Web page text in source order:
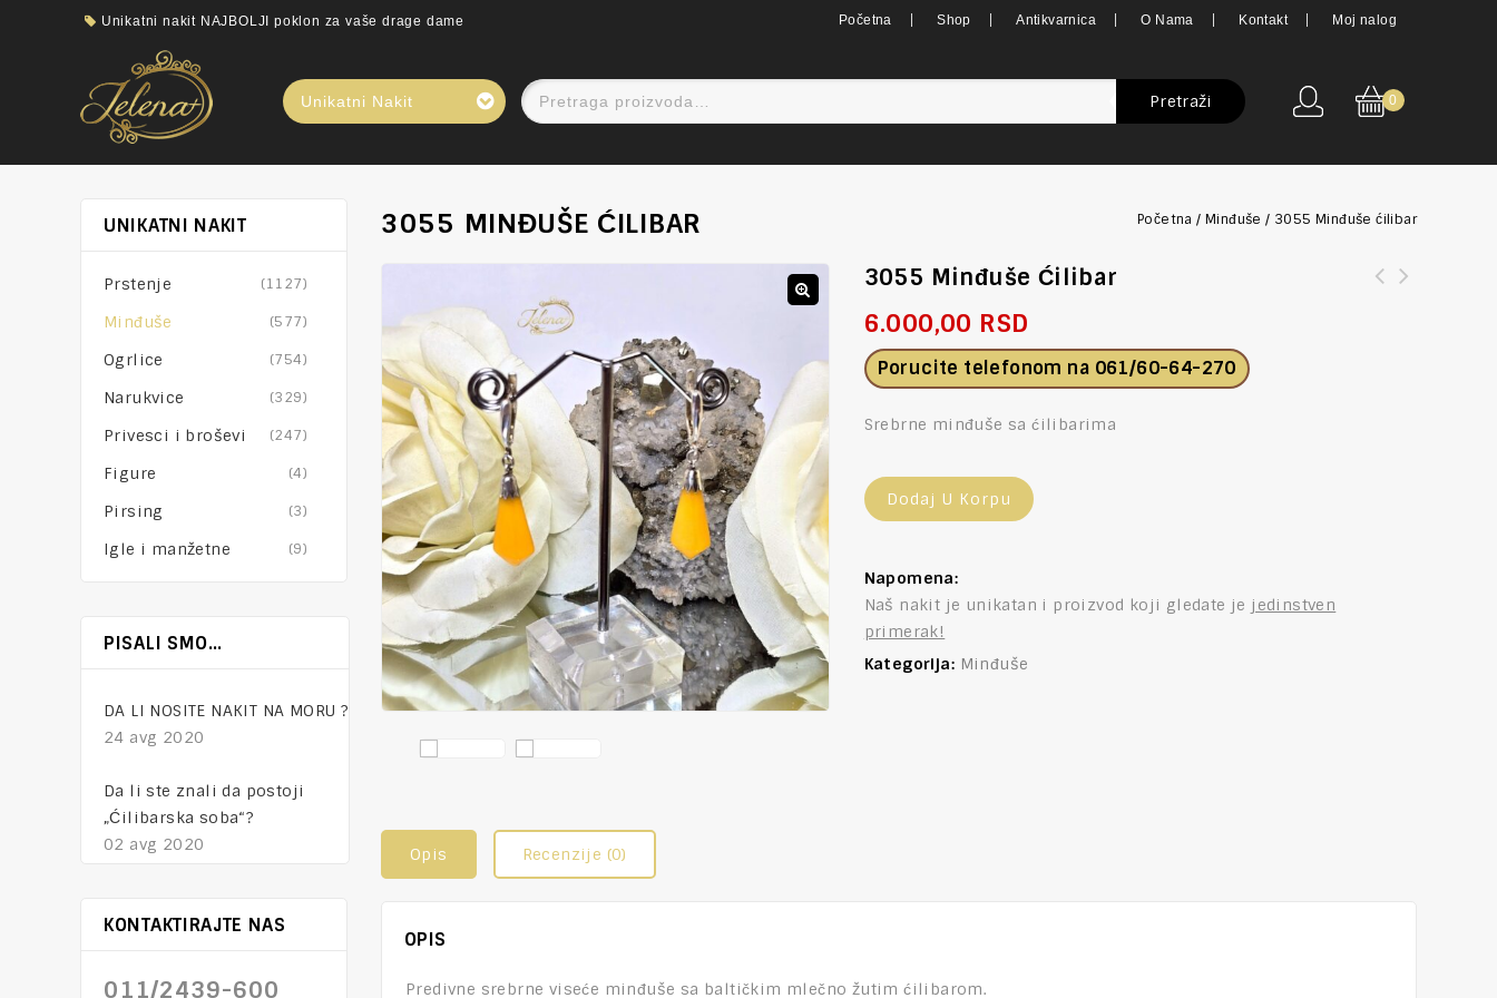
Unikatni nakit NAJBOLJI poklon za vaše drage dame Početna Shop Antikvarnica O Nama Kontakt Moj nalog
Unikatni Nakit Pretraži 0
3055 MINĐUŠE ĆILIBAR Početna / Minđuše / 3055 Minđuše ćilibar
3055 Minđuše Ćilibar
6.000,00 RSD
Porucite telefonom na 061/60-64-270
Srebrne minđuše sa ćilibarima
Dodaj U Korpu
Napomena:
Naš nakit je unikatan i proizvod koji gledate je jedinstven
primerak!
Kategorija: Minđuše
Opis Recenzije (0)
OPIS
Predivne srebrne viseće minđuše sa baltičkim mlečno žutim ćilibarom.
UNIKATNI NAKIT
Prstenje (1127)
Minđuše (577)
Ogrlice (754)
Narukvice (329)
Privesci i broševi (247)
Figure (4)
Pirsing (3)
Igle i manžetne (9)
PISALI SMO…
DA LI NOSITE NAKIT NA MORU ?
24 avg 2020
Da li ste znali da postoji
„Ćilibarska soba“?
02 avg 2020
KONTAKTIRAJTE NAS
011/2439-600